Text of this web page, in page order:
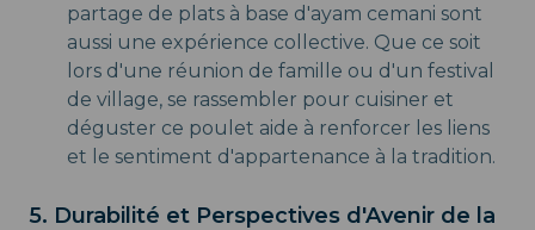
partage de plats à base d'ayam cemani sont
aussi une expérience collective. Que ce soit
lors d'une réunion de famille ou d'un festival
de village, se rassembler pour cuisiner et
déguster ce poulet aide à renforcer les liens
et le sentiment d'appartenance à la tradition.
5. Durabilité et Perspectives d'Avenir de la